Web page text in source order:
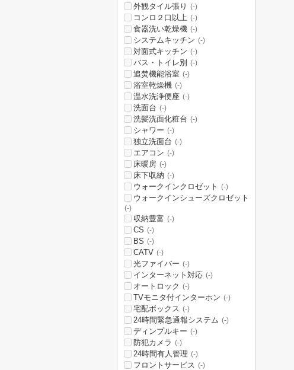
外観タイル張り (-)
コンロ２口以上 (-)
食器洗い乾燥機 (-)
システムキッチン (-)
対面式キッチン (-)
バス・トイレ別 (-)
追焚機能浴室 (-)
浴室乾燥機 (-)
温水洗浄便座 (-)
洗面台 (-)
洗髪洗面化粧台 (-)
シャワー (-)
独立洗面台 (-)
エアコン (-)
床暖房 (-)
床下収納 (-)
ウォークインクロゼット (-)
ウォークインシューズクロゼット
(-)
収納豊富 (-)
CS (-)
BS (-)
CATV (-)
光ファイバー (-)
インターネット対応 (-)
オートロック (-)
TVモニタ付インターホン (-)
宅配ボックス (-)
24時間緊急通報システム (-)
ディンプルキー (-)
防犯カメラ (-)
24時間有人管理 (-)
フロントサービス (-)